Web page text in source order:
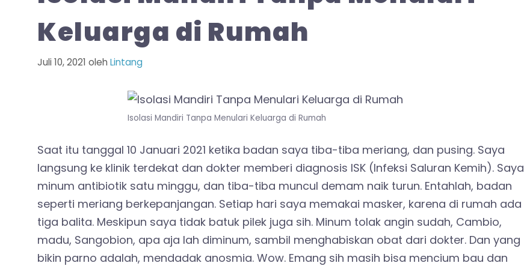
Keluarga di Rumah
Juli 10, 2021 oleh Lintang
Isolasi Mandiri Tanpa Menulari Keluarga di Rumah
Saat itu tanggal 10 Januari 2021 ketika badan saya tiba-tiba meriang, dan pusing. Saya
langsung ke klinik terdekat dan dokter memberi diagnosis ISK (Infeksi Saluran Kemih). Saya
minum antibiotik satu minggu, dan tiba-tiba muncul demam naik turun. Entahlah, badan
seperti meriang berkepanjangan. Setiap hari saya memakai masker, karena di rumah ada
tiga balita. Meskipun saya tidak batuk pilek juga sih. Minum tolak angin sudah, Cambio,
madu, Sangobion, apa aja lah diminum, sambil menghabiskan obat dari dokter. Dan yang
bikin parno adalah, mendadak anosmia. Wow. Emang sih masih bisa mencium bau dan